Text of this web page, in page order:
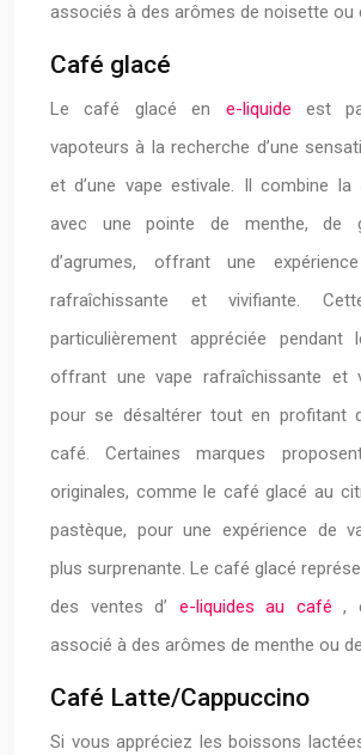
associés à des arômes de noisette ou
Café glacé
Le café glacé en e-liquide est
vapoteurs à la recherche d’une
et d’une vape estivale. Il combine
avec une pointe de menthe, de
d’agrumes, offrant une
rafraîchissante et vivifiante.
particulièrement appréciée pendant
offrant une vape rafraîchissante et
pour se désaltérer tout en profitant
café. Certaines marques
originales, comme le café glacé au
pastèque, pour une expérience de
plus surprenante. Le café glacé
des ventes d’ e-liquides au café,
associé à des arômes de menthe ou
Café Latte/Cappuccino
Si vous appréciez les boissons